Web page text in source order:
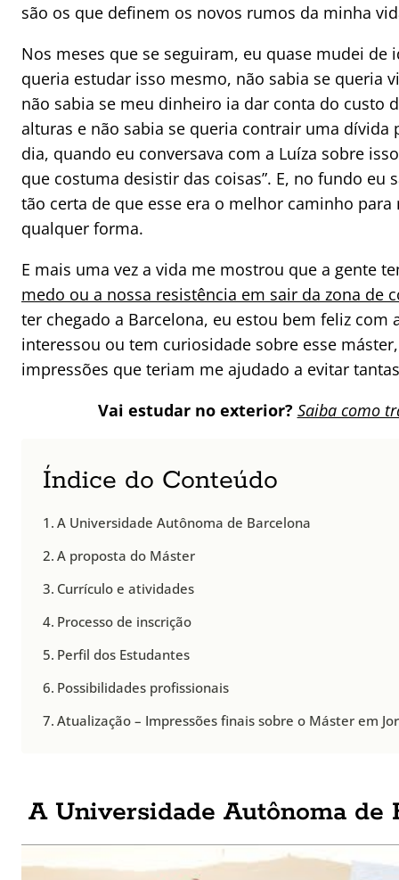
são os que definem os novos rumos da minha
Nos meses que se seguiram, eu quase mudei de
queria estudar isso mesmo, não sabia se queria
não sabia se meu dinheiro ia dar conta do custo
alturas e não sabia se queria contrair uma dívida
dia, quando eu conversava com a Luíza sobre
que costuma desistir das coisas”. E, no fundo eu
tão certa de que esse era o melhor caminho
qualquer forma.
E mais uma vez a vida me mostrou que a gente
medo ou a nossa resistência em sair da zona de
ter chegado a Barcelona, eu estou bem feliz com
interessou ou tem curiosidade sobre esse
impressões que teriam me ajudado a evitar
Vai estudar no exterior? Saiba como
Índice do Conteúdo
A Universidade Autônoma de Barcelona
A proposta do Máster
Currículo e atividades
Processo de inscrição
Perfil dos Estudantes
Possibilidades profissionais
Atualização – Impressões finais sobre o Máster em
A Universidade Autônoma de